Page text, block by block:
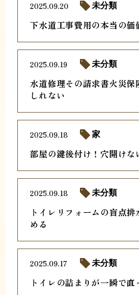
下水道工事費用の本当の価
2025.09.20 未分類
水道修理その請求書火災保
しれない
2025.09.19 未分類
部屋の鍵後付け！穴開け
2025.09.18 家
トイレリフォームの盲点
める
2025.09.18 未分類
トイレの詰まりが一瞬で
2025.09.17 未分類